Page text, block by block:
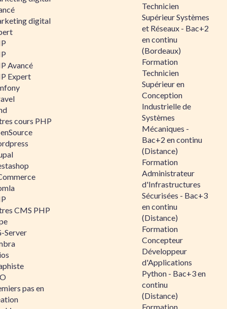
digital
Avancé
Expert
cours PHP
CMS PHP
Server
pas en
Technicien
Supérieur Systèmes
et Réseaux - Bac+2
en continu
(Bordeaux)
Formation
Technicien
Supérieur en
Conception
Industrielle de
Systèmes
Mécaniques -
Bac+2 en continu
(Distance)
Formation
Administrateur
d'Infrastructures
Sécurisées - Bac+3
en continu
(Distance)
Formation
Concepteur
Développeur
d'Applications
Python - Bac+3 en
continu
(Distance)
Formation